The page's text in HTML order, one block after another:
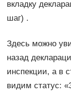
вкладку
шаг) .
Здесь можно
назад
инспекции, а в
видим статус: